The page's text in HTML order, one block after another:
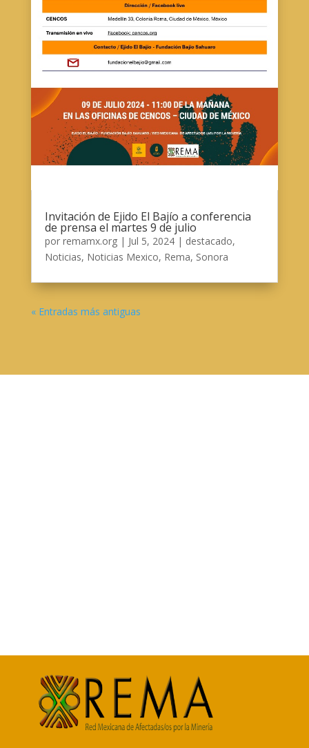
Invitación de Ejido El Bajío a conferencia
de prensa el martes 9 de julio
por remamx.org| Jul 5, 2024| destacado,
Noticias, Noticias Mexico, Rema, Sonora
« Entradas más antiguas